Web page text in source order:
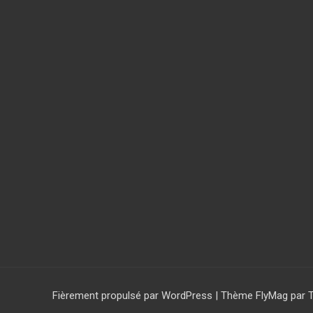
Fièrement propulsé par WordPress | Thème FlyMag par